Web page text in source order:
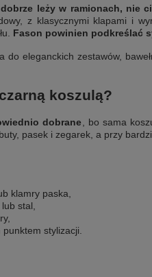
leży w ramionach, nie
z klasycznymi klapami i
Fason powinien podkreślać
do eleganckich zestawów,
koszulą?
dobrane , bo sama
buty, pasek i zegarek, a przy
klamry paska,
stal,
stylizacji.